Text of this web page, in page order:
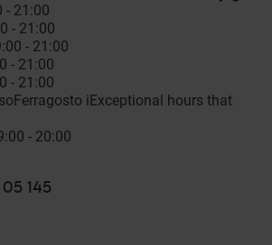
- 21:00
- 21:00
- 21:00
- 21:00
- 21:00
Ferragosto iExceptional hours that
- 20:00
145